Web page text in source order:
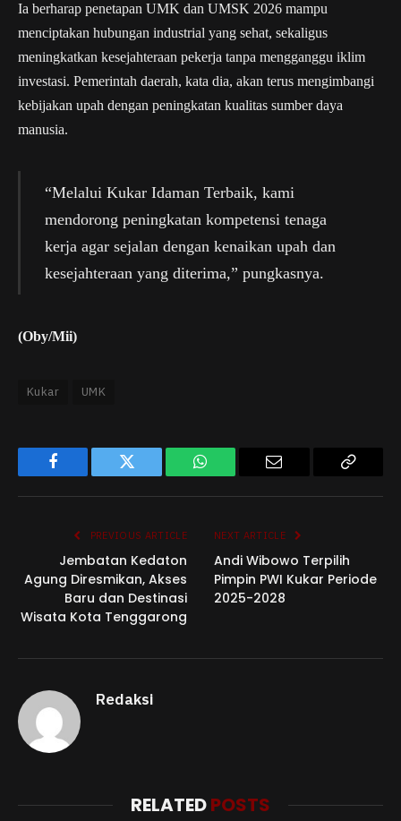
Ia berharap penetapan UMK dan UMSK 2026 mampu
menciptakan hubungan industrial yang sehat, sekaligus
meningkatkan kesejahteraan pekerja tanpa mengganggu iklim
investasi. Pemerintah daerah, kata dia, akan terus mengimbangi
kebijakan upah dengan peningkatan kualitas sumber daya
manusia.
“Melalui Kukar Idaman Terbaik, kami
mendorong peningkatan kompetensi tenaga
kerja agar sejalan dengan kenaikan upah dan
kesejahteraan yang diterima,” pungkasnya.
(Oby/Mii)
Kukar UMK
Facebook Twitter WhatsApp Email
Copy
PREVIOUS ARTICLE
Jembatan Kedaton
Agung Diresmikan, Akses
Baru dan Destinasi
Wisata Kota Tenggarong
NEXT ARTICLE
Andi Wibowo Terpilih
Pimpin PWI Kukar Periode
2025-2028
Redaksi
RELATEDPOSTS